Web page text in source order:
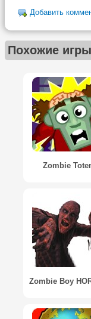
Добавить
Похожие игры
Zombie
Zombie Boy